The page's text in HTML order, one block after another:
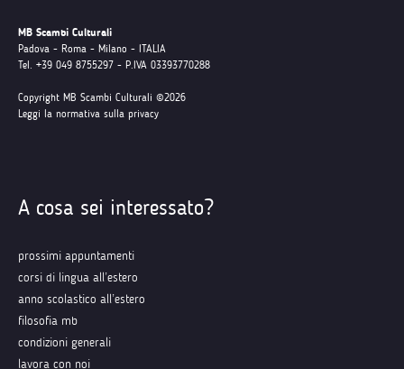
MB Scambi Culturali
Padova - Roma - Milano - ITALIA
Tel. +39 049 8755297 - P.IVA 03393770288
Copyright MB Scambi Culturali ©2026
Leggi la normativa sulla privacy
A cosa sei interessato?
prossimi appuntamenti
corsi di lingua all’estero
anno scolastico all’estero
filosofia mb
condizioni generali
lavora con noi